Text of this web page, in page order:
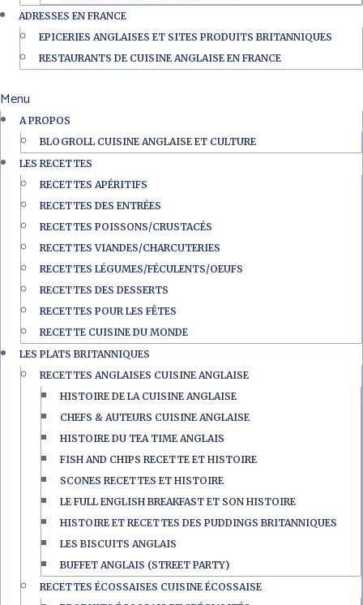
ADRESSES EN FRANCE
EPICERIES ANGLAISES ET SITES PRODUITS BRITANNIQUES
RESTAURANTS DE CUISINE ANGLAISE EN FRANCE
Menu
A PROPOS
BLOGROLL CUISINE ANGLAISE ET CULTURE
LES RECETTES
RECETTES APÉRITIFS
RECETTES DES ENTRÉES
RECETTES POISSONS/CRUSTACÉS
RECETTES VIANDES/CHARCUTERIES
RECETTES LÉGUMES/FÉCULENTS/OEUFS
RECETTES DES DESSERTS
RECETTES POUR LES FÊTES
RECETTE CUISINE DU MONDE
LES PLATS BRITANNIQUES
RECETTES ANGLAISES CUISINE ANGLAISE
HISTOIRE DE LA CUISINE ANGLAISE
CHEFS & AUTEURS CUISINE ANGLAISE
HISTOIRE DU TEA TIME ANGLAIS
FISH AND CHIPS RECETTE ET HISTOIRE
SCONES RECETTES ET HISTOIRE
LE FULL ENGLISH BREAKFAST ET SON HISTOIRE
HISTOIRE ET RECETTES DES PUDDINGS BRITANNIQUES
LES BISCUITS ANGLAIS
BUFFET ANGLAIS (STREET PARTY)
RECETTES ÉCOSSAISES CUISINE ÉCOSSAISE